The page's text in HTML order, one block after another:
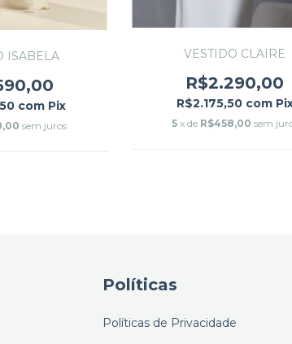
ISABELA
com Pix
sem juros
VESTIDO CLAIRE
R$2.290,00
R$2.175,50 com
5 x de R$458,00 sem
Políticas
Políticas de Privacidade